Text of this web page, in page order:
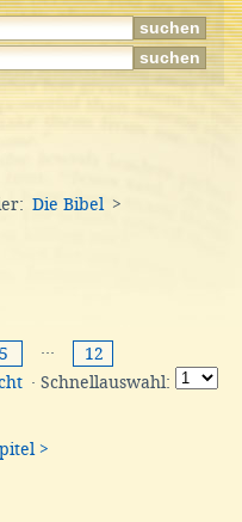
Die Bibel
>
5 ···
12
· Schnellauswahl:
>